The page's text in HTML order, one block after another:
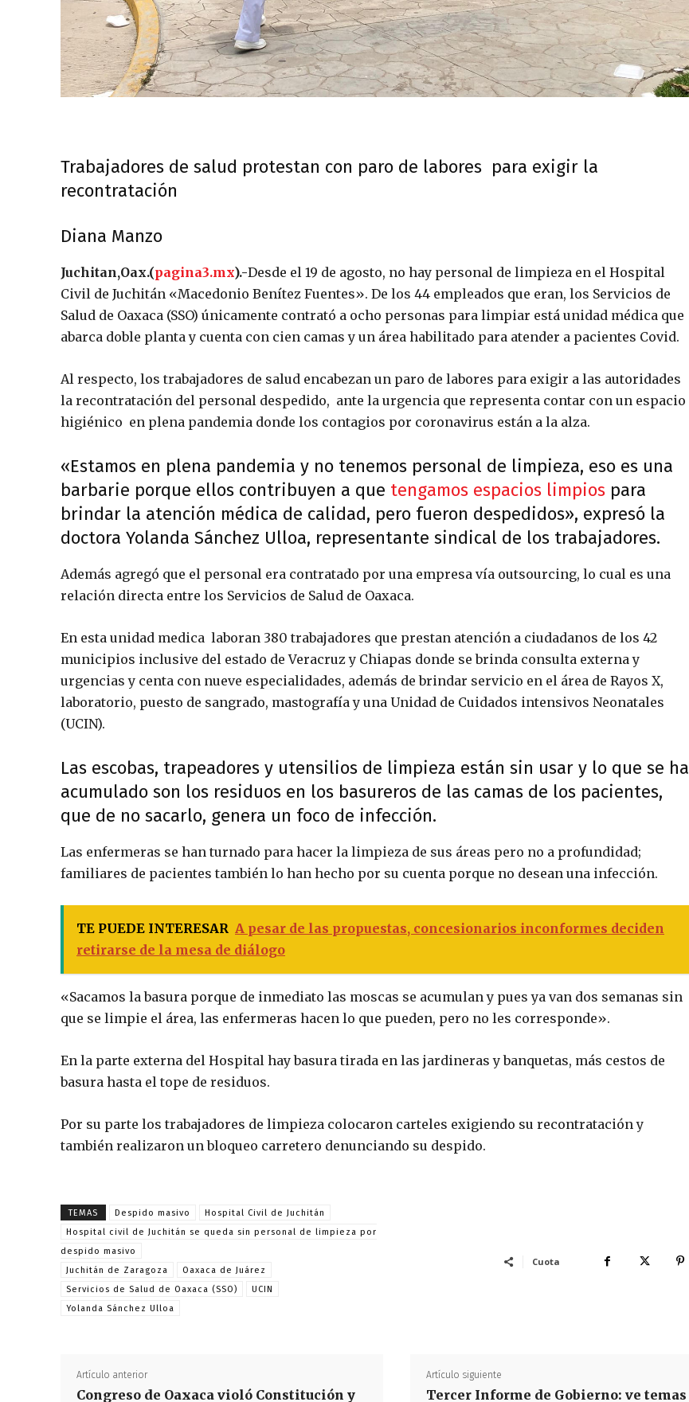
Trabajadores de salud protestan con paro de labores para exigir la
recontratación
Diana Manzo
Juchitan,Oax.(pagina3.mx).-Desde el 19 de agosto, no hay personal de limpieza en el Hospital
Civil de Juchitán «Macedonio Benítez Fuentes». De los 44 empleados que eran, los Servicios de
Salud de Oaxaca (SSO) únicamente contrató a ocho personas para limpiar está unidad médica que
abarca doble planta y cuenta con cien camas y un área habilitado para atender a pacientes Covid.
Al respecto, los trabajadores de salud encabezan un paro de labores para exigir a las autoridades
la recontratación del personal despedido, ante la urgencia que representa contar con un espacio
higiénico en plena pandemia donde los contagios por coronavirus están a la alza.
«Estamos en plena pandemia y no tenemos personal de limpieza, eso es una
barbarie porque ellos contribuyen a que tengamos espacios limpios para
brindar la atención médica de calidad, pero fueron despedidos», expresó la
doctora Yolanda Sánchez Ulloa, representante sindical de los trabajadores.
Además agregó que el personal era contratado por una empresa vía outsourcing, lo cual es una
relación directa entre los Servicios de Salud de Oaxaca.
En esta unidad medica laboran 380 trabajadores que prestan atención a ciudadanos de los 42
municipios inclusive del estado de Veracruz y Chiapas donde se brinda consulta externa y
urgencias y centa con nueve especialidades, además de brindar servicio en el área de Rayos X,
laboratorio, puesto de sangrado, mastografía y una Unidad de Cuidados intensivos Neonatales
(UCIN).
Las escobas, trapeadores y utensilios de limpieza están sin usar y lo que se ha
acumulado son los residuos en los basureros de las camas de los pacientes,
que de no sacarlo, genera un foco de infección.
Las enfermeras se han turnado para hacer la limpieza de sus áreas pero no a profundidad;
familiares de pacientes también lo han hecho por su cuenta porque no desean una infección.
TE PUEDE INTERESAR A pesar de las propuestas, concesionarios inconformes deciden
retirarse de la mesa de diálogo
«Sacamos la basura porque de inmediato las moscas se acumulan y pues ya van dos semanas sin
que se limpie el área, las enfermeras hacen lo que pueden, pero no les corresponde».
En la parte externa del Hospital hay basura tirada en las jardineras y banquetas, más cestos de
basura hasta el tope de residuos.
Por su parte los trabajadores de limpieza colocaron carteles exigiendo su recontratación y
también realizaron un bloqueo carretero denunciando su despido.
TEMAS Despido masivo
Hospital Civil de Juchitán
Hospital civil de Juchitán se queda sin personal de limpieza por
despido masivo
Juchitán de Zaragoza
Oaxaca de Juárez
Servicios de Salud de Oaxaca (SSO)
UCIN
Yolanda Sánchez Ulloa
Cuota
Artículo anterior
Congreso de Oaxaca violó Constitución y
Artículo siguiente
Tercer Informe de Gobierno: ve temas